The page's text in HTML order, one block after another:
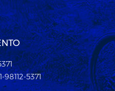
98112-5371